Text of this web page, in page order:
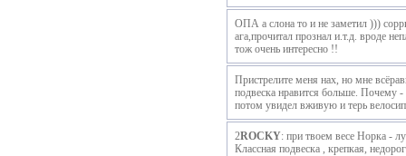
ОПА а слона то и не заметил )))
ага,прочитал прознал и.т.д. вроде
тож очень интересно !!
Пристрелите меня нах, но мне
подвеска нравится больше. Почему
потом увидел вживую и терь
2ROCKY: при твоем весе Норка -
Классная подвеска , крепкая,